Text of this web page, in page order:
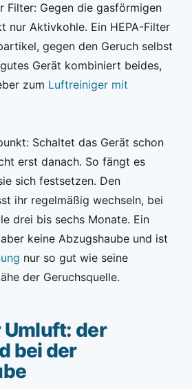
Filter: Gegen die gasförmigen
nur Aktivkohle. Ein HEPA-Filter
gegen den Geruch selbst
Gerät kombiniert beides,
zum Luftreiniger mit
Schaltet das Gerät schon
erst danach. So fängt es
sich festsetzen. Den
ihr regelmäßig wechseln, bei
drei bis sechs Monate. Ein
keine Abzugshaube und ist
nur so gut wie seine
der Geruchsquelle.
der
bei der